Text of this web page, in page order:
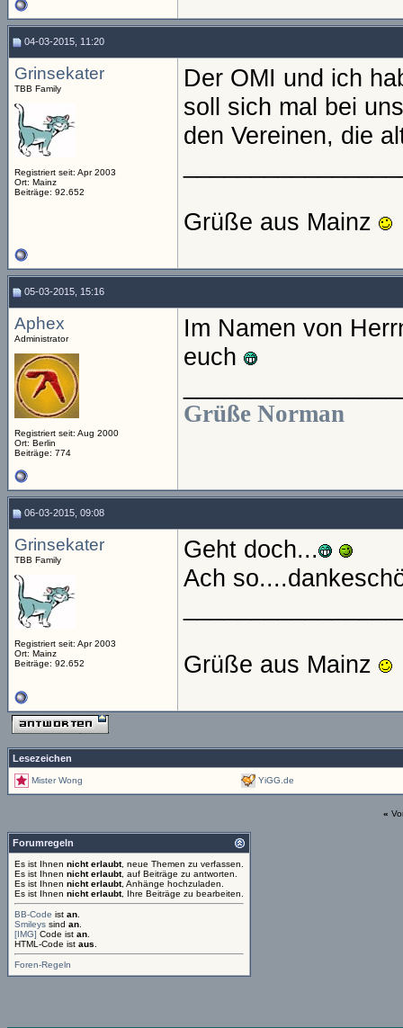
04-03-2015, 11:20
Grinsekater
TBB Family
Registriert seit: Apr 2003
Ort: Mainz
Beiträge: 92.652
Der OMI und ich
soll sich mal bei
den Vereinen, die
Grüße aus Mainz
05-03-2015, 15:16
Aphex
Administrator
Registriert seit: Aug 2000
Ort: Berlin
Beiträge: 774
Im Namen von
euch
Grüße Norman
06-03-2015, 09:08
Grinsekater
TBB Family
Registriert seit: Apr 2003
Ort: Mainz
Beiträge: 92.652
Geht doch...
Ach
Grüße aus Mainz
Lesezeichen
Mister Wong YiGG.de
«
Forumregeln
Es ist Ihnen nicht erlaubt, neue Themen zu verfassen.
Es ist Ihnen nicht erlaubt, auf Beiträge zu antworten.
Es ist Ihnen nicht erlaubt, Anhänge hochzuladen.
Es ist Ihnen nicht erlaubt, Ihre Beiträge zu bearbeiten.
BB-Code ist an
Smileys sind an
[IMG] Code ist an
HTML-Code ist aus
Foren-Regeln